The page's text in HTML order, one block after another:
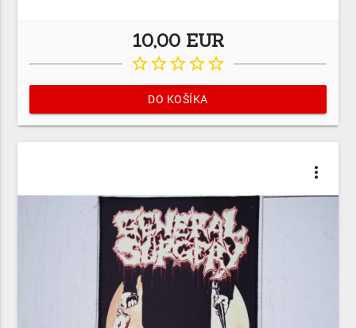
10,00 EUR
star_borderstar_borderstar_borderstar_borderstar_border
DO KOŠÍKA
more_vert